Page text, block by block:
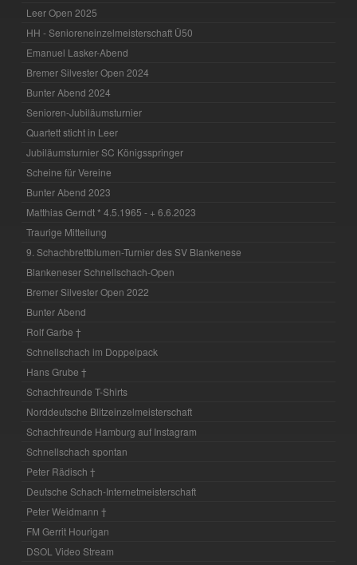
Leer Open 2025
HH - Senioreneinzelmeisterschaft Ü50
Emanuel Lasker-Abend
Bremer Silvester Open 2024
Bunter Abend 2024
Senioren-Jubiläumsturnier
Quartett sticht in Leer
Jubiläumsturnier SC Königsspringer
Scheine für Vereine
Bunter Abend 2023
Matthias Gerndt * 4.5.1965 - + 6.6.2023
Traurige Mitteilung
9. Schachbrettblumen-Turnier des SV Blankenese
Blankeneser Schnellschach-Open
Bremer Silvester Open 2022
Bunter Abend
Rolf Garbe †
Schnellschach im Doppelpack
Hans Grube †
Schachfreunde T-Shirts
Norddeutsche Blitzeinzelmeisterschaft
Schachfreunde Hamburg auf Instagram
Schnellschach spontan
Peter Rädisch †
Deutsche Schach-Internetmeisterschaft
Peter Weidmann †
FM Gerrit Hourigan
DSOL Video Stream